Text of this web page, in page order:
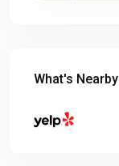
What's Nearby